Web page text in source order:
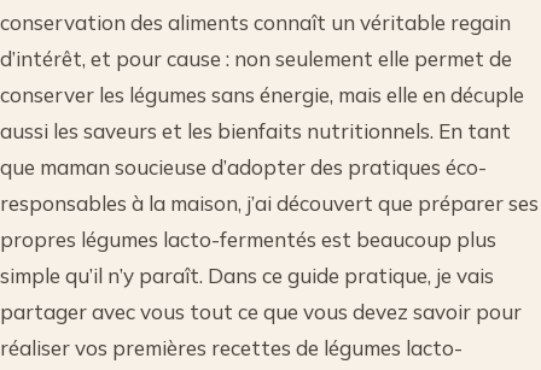
conservation des aliments connaît un véritable regain
d’intérêt, et pour cause : non seulement elle permet de
conserver les légumes sans énergie, mais elle en décuple
aussi les saveurs et les bienfaits nutritionnels. En tant
que maman soucieuse d’adopter des pratiques éco-
responsables à la maison, j’ai découvert que préparer ses
propres légumes lacto-fermentés est beaucoup plus
simple qu’il n’y paraît. Dans ce guide pratique, je vais
partager avec vous tout ce que vous devez savoir pour
réaliser vos premières recettes de légumes lacto-